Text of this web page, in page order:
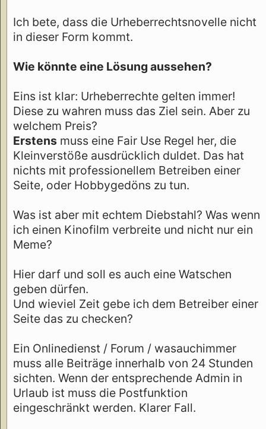
Ich bete, dass die Urheberrechtsnovelle nicht
in dieser Form kommt.
Wie könnte eine Lösung aussehen?
Eins ist klar: Urheberrechte gelten immer!
Diese zu wahren muss das Ziel sein. Aber zu
welchem Preis?
Erstens muss eine Fair Use Regel her, die
Kleinverstöße ausdrücklich duldet. Das hat
nichts mit professionellem Betreiben einer
Seite, oder Hobbygedöns zu tun.
Was ist aber mit echtem Diebstahl? Was wenn
ich einen Kinofilm verbreite und nicht nur ein
Meme?
Hier darf und soll es auch eine Watschen
geben dürfen.
Und wieviel Zeit gebe ich dem Betreiber einer
Seite das zu checken?
Ein Onlinedienst / Forum / wasauchimmer
muss alle Beiträge innerhalb von 24 Stunden
sichten. Wenn der entsprechende Admin in
Urlaub ist muss die Postfunktion
eingeschränkt werden. Klarer Fall.